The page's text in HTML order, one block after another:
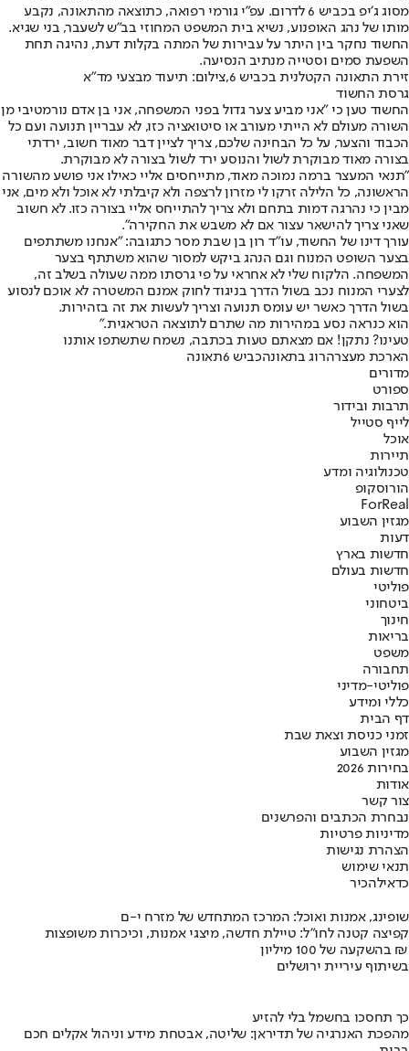
מסוג ג׳יפ בכביש 6 לדרום. עפ"י גורמי רפואה, כתוצאה מהתאונה, נקבע
מותו של נהג האופנוע, נשיא בית המשפט המחוזי בב"ש לשעבר, בני שגיא.
החשוד נחקר בין היתר על עבירות של המתה בקלות דעת, נהיגה תחת
השפעת סמים וסטייה מנתיב הנסיעה.
זירת התאונה הקטלנית בכביש 6,צילום: תיעוד מבצעי מד"א
גרסת החשוד
החשוד טען כי "אני מביע צער גדול בפני המשפחה, אני בן אדם נורמטיבי מן
השורה מעולם לא הייתי מעורב או סיטואציה כזו, לא עבריין תנועה ועם כל
הכבוד והצער, על כל הבחינה שלכם, צריך לציין דבר מאוד חשוב, ירדתי
בצורה מאוד מבוקרת לשול והנוסע ירד לשול בצורה לא מבוקרת.
"תנאי המעצר ברמה נמוכה מאוד, מתייחסים אליי כאילו אני פושע מהשורה
הראשונה, כל הלילה זרקו לי מזרון לרצפה ולא קיבלתי לא אוכל ולא מים, אני
מבין כי נהרגה דמות בתחם ולא צריך להתייחס אליי בצורה כזו. לא חשוב
שאני צריך להישאר עצור אם לא משבש את החקירה".
עורך דינו של החשוד, עו"ד רון בן שבת מסר כתגובה: "אנחנו משתתפים
בצער השופט המנוח וגם הנהג ביקש למסור שהוא משתתף בצער
המשפחה. הלקוח שלי לא אחראי על פי גרסתו ממה שעולה בשלב זה,
לצערי המנוח נכב בשול הדרך בניגוד לחוק אמנם המשטרה לא אוכם לנסוע
בשול הדרך כאשר יש עומס תנועה וצריך לעשות את זה בזהירות.
הוא כנראה נסע במהירות מה שתרם לתוצאה הטראגית."
טעינו? נתקן! אם מצאתם טעות בכתבה, נשמח שתשתפו אותנו
הארכת מעצרהרוג בתאונהכביש 6
תאונה
מדורים
ספורט
תרבות ובידור
לייף סטייל
אוכל
תיירות
טכנולוגיה ומדע
הורוסקופ
ForReal
מגזין השבוע
דעות
חדשות בארץ
חדשות בעולם
פוליטי
ביטחוני
חינוך
בריאות
משפט
תחבורה
פוליטי-מדיני
כללי ומידע
דף הבית
זמני כניסת וצאת שבת
מגזין השבוע
בחירות 2026
אודות
צור קשר
נבחרת הכתבים והפרשנים
מדיניות פרטיות
הצהרת נגישות
תנאי שימוש
כדאילהכיר
שופינג, אמנות ואוכל: המרכז המתחדש של מזרח י-ם
קפיצה קטנה לחו"ל: טיילת חדשה, מיצגי אמנות, וכיכרות משופצות
בהשקעה של 100 מיליון ₪
בשיתוף עיריית ירושלים
כך תחסכו בחשמל בלי להזיע
מהפכת האנרגיה של תדיראן: שליטה, אבטחת מידע וניהול אקלים חכם